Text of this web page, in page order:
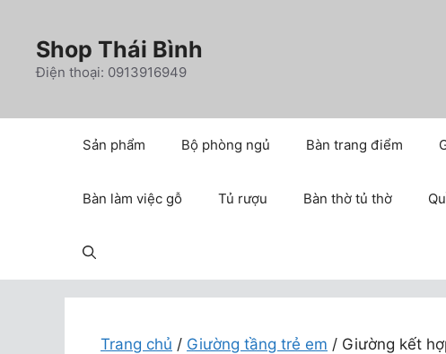
dung
Shop Thái Bình
Điện thoại: 0913916949
Sản phẩm Bộ phòng ngủ Bàn trang điểm
Bàn làm việc gỗ Tủ rượu Bàn thờ tủ thờ
Trang chủ / Giường tầng trẻ em / Giường kết